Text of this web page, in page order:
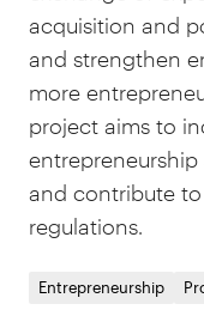
acquisition and
and strengthen
more
project aims to
and contribute
regulations.
Entrepreneurship